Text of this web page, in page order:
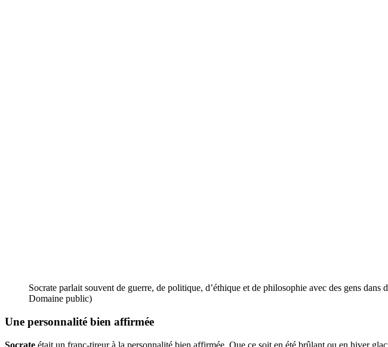
Socrate parlait souvent de guerre, de politique, d’éthique et de philosophie avec des gens
Domaine public)
Une personnalité bien affirmée
Socrate était un franc-tireur à la personnalité bien affirmée. Que ce soit en été brûlant ou en hiver